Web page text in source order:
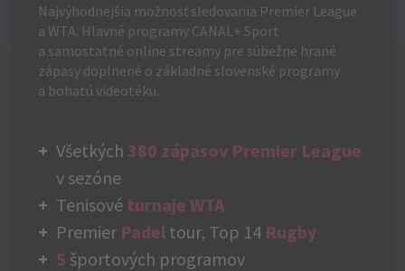
Najvýhodnejšia možnosť sledovania Premier League
a WTA. Hlavné programy CANAL+ Sport
a samostatné online streamy pre súbežne hrané
zápasy doplnené o základné slovenské programy
a bohatú videotéku.
Všetkých 380 zápasov Premier League
v sezóne
Tenisové turnaje WTA
Premier Padel tour, Top 14 Rugby
5 športových programov